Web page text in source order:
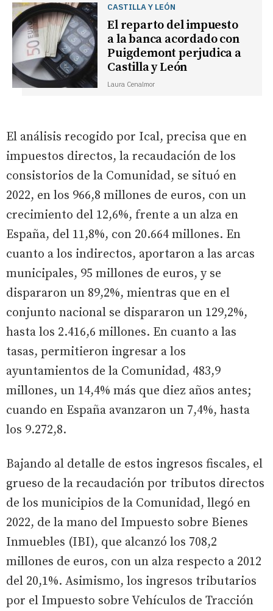
CASTILLA Y LEÓN
El reparto del impuesto
a la banca acordado con
Puigdemont perjudica a
Castilla y León
Laura Cenalmor
El análisis recogido por Ical, precisa que en
impuestos directos, la recaudación de los
consistorios de la Comunidad, se situó en
2022, en los 966,8 millones de euros, con un
crecimiento del 12,6%, frente a un alza en
España, del 11,8%, con 20.664 millones. En
cuanto a los indirectos, aportaron a las arcas
municipales, 95 millones de euros, y se
dispararon un 89,2%, mientras que en el
conjunto nacional se dispararon un 129,2%,
hasta los 2.416,6 millones. En cuanto a las
tasas, permitieron ingresar a los
ayuntamientos de la Comunidad, 483,9
millones, un 14,4% más que diez años antes;
cuando en España avanzaron un 7,4%, hasta
los 9.272,8.
Bajando al detalle de estos ingresos fiscales, el
grueso de la recaudación por tributos directos
de los municipios de la Comunidad, llegó en
2022, de la mano del Impuesto sobre Bienes
Inmuebles (IBI), que alcanzó los 708,2
millones de euros, con un alza respecto a 2012
del 20,1%. Asimismo, los ingresos tributarios
por el Impuesto sobre Vehículos de Tracción